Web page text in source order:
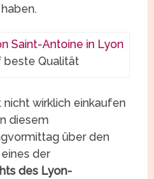
beste Qualität
wirklich einkaufen
diesem
über den
der
des Lyon-